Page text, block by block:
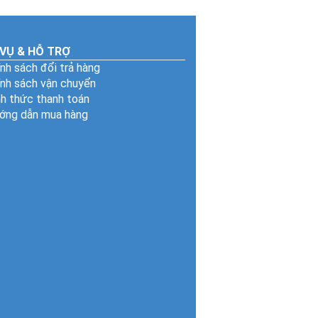
& HỖ TRỢ
sách đổi trả hàng
sách vận chuyển
thức thanh toán
dẫn mua hàng